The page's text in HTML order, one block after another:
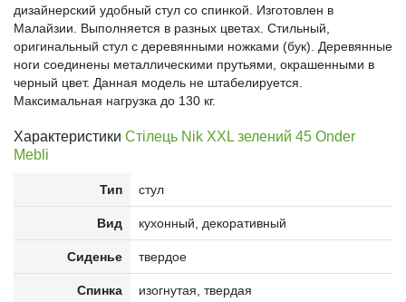
дизайнерский удобный стул со спинкой. Изготовлен в
Малайзии. Выполняется в разных цветах. Стильный,
оригинальный стул с деревянными ножками (бук). Деревянные
ноги соединены металлическими прутьями, окрашенными в
черный цвет. Данная модель не штабелируется.
Максимальная нагрузка до 130 кг.
Характеристики Стілець Nik XXL зелений 45 Onder
Mebli
Тип стул
Вид кухонный, декоративный
Сиденье твердое
Спинка изогнутая, твердая